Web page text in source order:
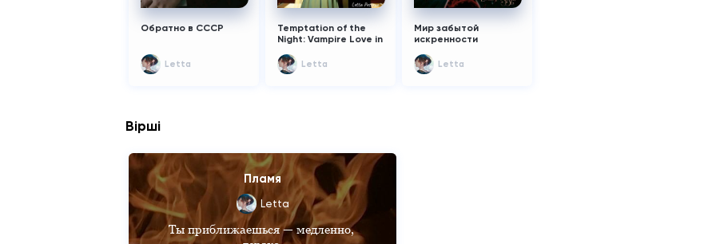
Обратно в СССР
Letta
Temptation of the
Night: Vampire Love in
Letta
Мир забытой
искренности
Letta
Вірші
Пламя
Letta
Ты приближаешься — медленно,